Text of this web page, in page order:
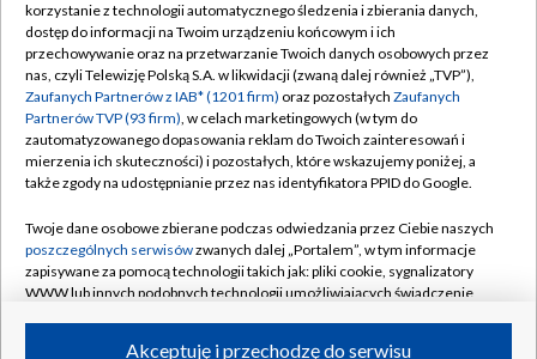
TVP
Abonament TVP
Emisja w TVP
Centrum informacji TVP
Naziemna Telewizja Cyfrowa
Rada Programowa
System NOS
Informacje o nadawcy
Regulamin TVP
Polityka prywatności
Moje zgody
Pomoc
Kontakt
Kanały
korzystanie z technologii automatycznego śledzenia i zbierania danych,
dostęp do informacji na Twoim urządzeniu końcowym i ich
przechowywanie oraz na przetwarzanie Twoich danych osobowych przez
nas, czyli Telewizję Polską S.A. w likwidacji (zwaną dalej również „TVP”),
Zaufanych Partnerów z IAB* (1201 firm) oraz pozostałych Zaufanych
Partnerów TVP (93 firm), w celach marketingowych (w tym do
zautomatyzowanego dopasowania reklam do Twoich zainteresowań i
mierzenia ich skuteczności) i pozostałych, które wskazujemy poniżej, a
także zgody na udostępnianie przez nas identyfikatora PPID do Google.
Twoje dane osobowe zbierane podczas odwiedzania przez Ciebie naszych
poszczególnych serwisówzwanych dalej „Portalem”, w tym informacje
zapisywane za pomocą technologii takich jak: pliki cookie, sygnalizatory
WWW lub innych podobnych technologii umożliwiających świadczenie
Akceptuję i przechodzę do serwisu